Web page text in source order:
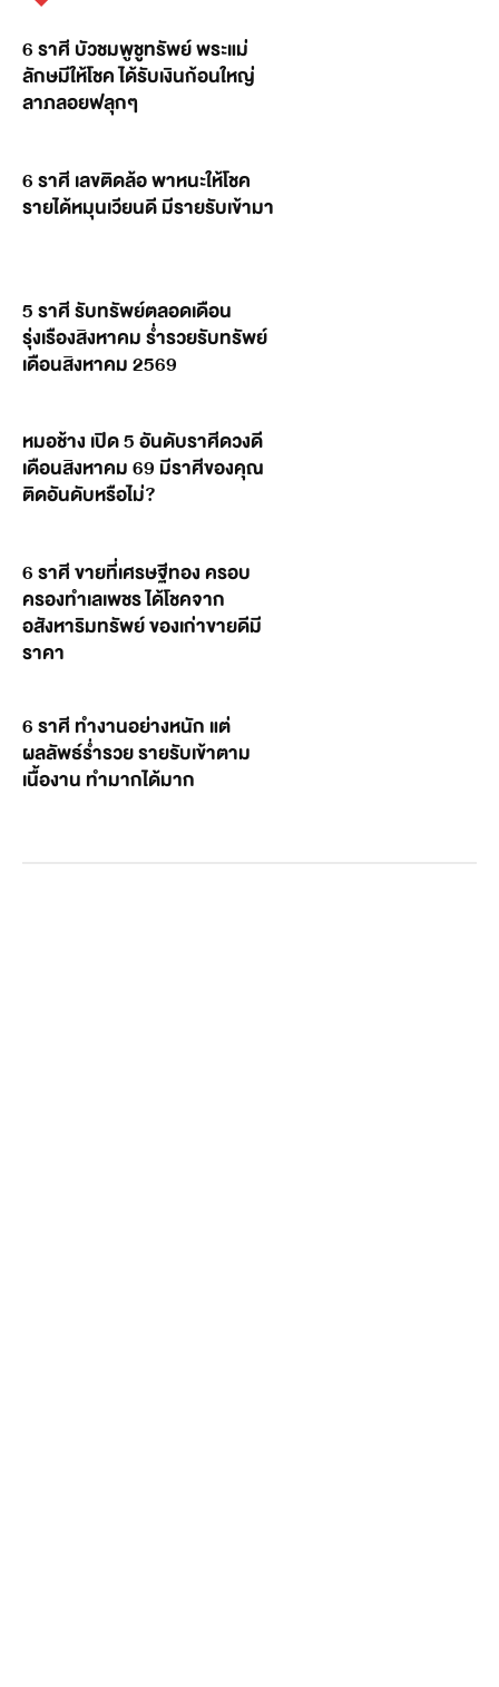
6 ราศี บัวชมพูชูทรัพย์ พระแม่
ลักษมีให้โชค ได้รับเงินก้อนใหญ่
ลาภลอยฟลุกๆ
6 ราศี เลขติดล้อ พาหนะให้โชค
รายได้หมุนเวียนดี มีรายรับเข้ามา
5 ราศี รับทรัพย์ตลอดเดือน
รุ่งเรืองสิงหาคม ร่ำรวยรับทรัพย์
เดือนสิงหาคม 2569
หมอช้าง เปิด 5 อันดับราศีดวงดี
เดือนสิงหาคม 69 มีราศีของคุณ
ติดอันดับหรือไม่?
6 ราศี ขายที่เศรษฐีทอง ครอบ
ครองทำเลเพชร ได้โชคจาก
อสังหาริมทรัพย์ ของเก่าขายดีมี
ราคา
6 ราศี ทำงานอย่างหนัก แต่
ผลลัพธ์ร่ำรวย รายรับเข้าตาม
เนื้องาน ทำมากได้มาก